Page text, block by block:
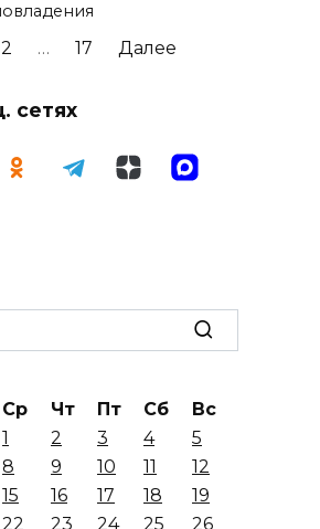
2 … 17 Далее
сетях
Ср Чт Пт Сб
Вс
1
2 3 4
5
8 9 10 11
12
15 16 17 18
19
22 23 24 25
26